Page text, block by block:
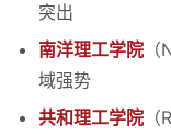
突出
南洋理工学院
域强势
共和理工学院